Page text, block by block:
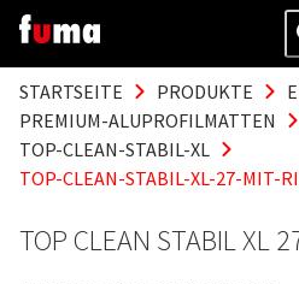
STARTSEITE PRODUKTE
PREMIUM-ALUPROFILMATTEN
TOP-CLEAN-STABIL-XL
TOP-CLEAN-STABIL-XL-27-MIT-
TOP CLEAN STABIL XL